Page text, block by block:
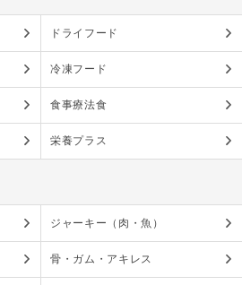
ドライフード
冷凍フード
食事療法食
栄養プラス
ジャーキー（肉・魚）
骨・ガム・アキレス